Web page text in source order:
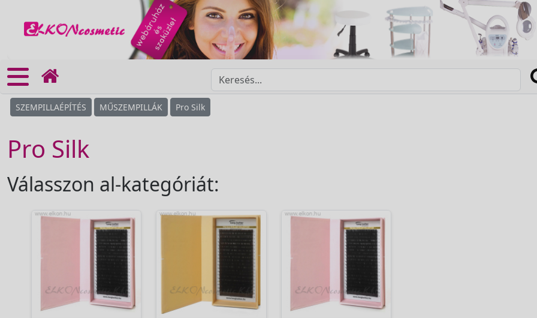
SZEMPILLAÉPÍTÉS MŰSZEMPILLÁK Pro Silk
Pro Silk
Válasszon al-kategóriát: